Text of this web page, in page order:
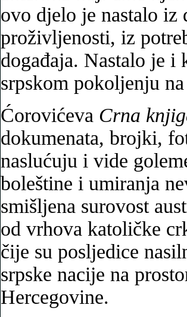
ovo djelo je nastalo iz
proživljenosti, iz
događaja. Nastalo je i
srpskom pokoljenju
Ćorovićeva Crna
dokumenata, brojki,
naslućuju i vide
boleštine i umiranja
smišljena surovost
od vrhova katoličke
čije su posljedice
srpske nacije na
Hercegovine.